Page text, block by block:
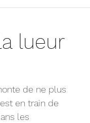
lueur
de ne plus
en train de
les